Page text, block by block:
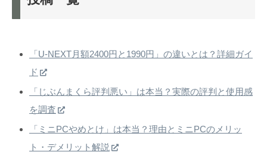
「U-NEXT月額2400円と1990円」の違いとは？詳細ガイ
ド
「じぶんまくら評判悪い」は本当？実際の評判と使用感
を調査
「ミニPCやめとけ」は本当？理由とミニPCのメリッ
ト・デメリット解説